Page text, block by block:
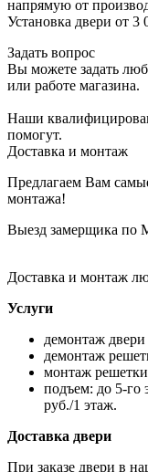
напрямую от
Установка двери от 3
Задать вопрос
Вы можете задать
или работе магазина.
Наши
помогут.
Доставка и монтаж
Предлагаем Вам
монтажа!
Выезд замерщика по
Доставка и монтаж
Услуги
демонтаж двери
демонтаж
монтаж
подъем: до 5-го
руб./1 этаж.
Доставка двери
При заказе двери в